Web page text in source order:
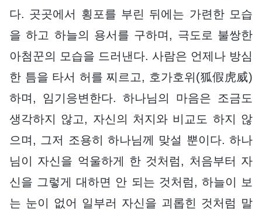
다. 곳곳에서 횡포를 부린 뒤에는 가련한 모습
을 하고 하늘의 용서를 구하며, 극도로 불쌍한
아첨꾼의 모습을 드러낸다. 사람은 언제나 방심
한 틈을 타서 허를 찌르고, 호가호위(狐假虎威)
하며, 임기응변한다. 하나님의 마음은 조금도
생각하지 않고, 자신의 처지와 비교도 하지 않
으며, 그저 조용히 하나님께 맞설 뿐이다. 하나
님이 자신을 억울하게 한 것처럼, 처음부터 자
신을 그렇게 대하면 안 되는 것처럼, 하늘이 보
는 눈이 없어 일부러 자신을 괴롭힌 것처럼 말